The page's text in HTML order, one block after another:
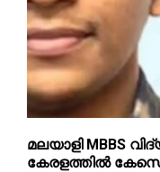
മലയാളി MBBS
കേരളത്തില്‍